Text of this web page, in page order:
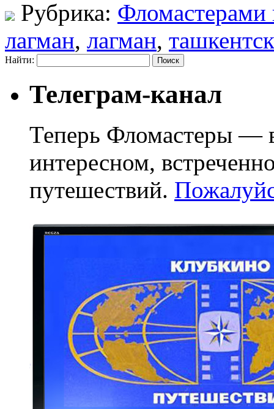
Рубрика: Фломастерами
лагман, лагман,
Найти:
Телеграм-канал
Теперь Фломастеры —
интересном,
путешествий.